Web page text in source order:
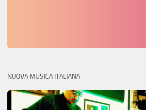
NUOVA MUSICA ITALIANA